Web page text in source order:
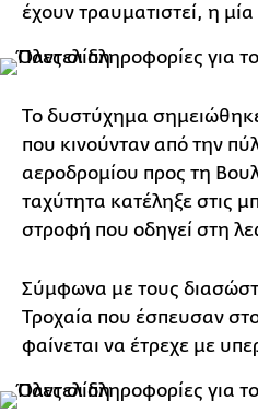
έχουν τραυματιστεί, η
Το δυστύχημα
που κινούνταν από την
αεροδρομίου προς τη
ταχύτητα κατέληξε στις
στροφή που οδηγεί στη
Σύμφωνα με τους
Τροχαία που έσπευσαν
φαίνεται να έτρεχε με